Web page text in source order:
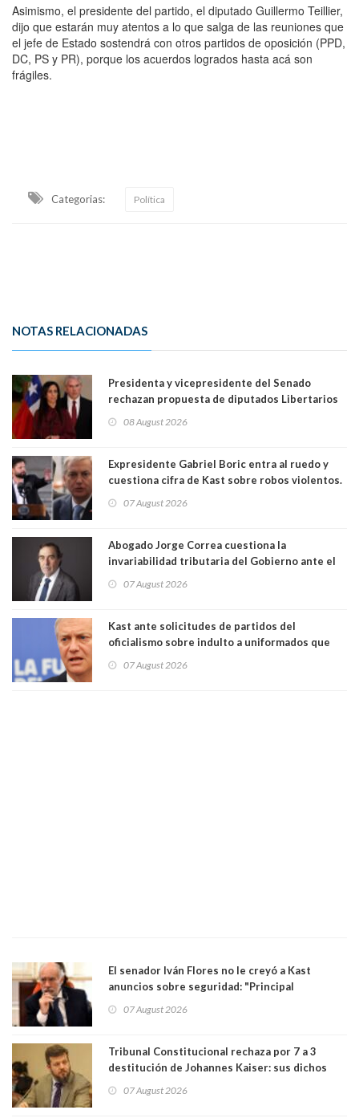
Asimismo, el presidente del partido, el diputado Guillermo Teillier,
dijo que estarán muy atentos a lo que salga de las reuniones que
el jefe de Estado sostendrá con otros partidos de oposición (PPD,
DC, PS y PR), porque los acuerdos logrados hasta acá son
frágiles.
Categorias: Política
NOTAS RELACIONADAS
Presidenta y vicepresidente del Senado
rechazan propuesta de diputados Libertarios
"Constituye un camino equivocado"
08 August 2026
Expresidente Gabriel Boric entra al ruedo y
cuestiona cifra de Kast sobre robos violentos.
07 August 2026
Abogado Jorge Correa cuestiona la
invariabilidad tributaria del Gobierno ante el
democracia” y "defendemos la alternancia en el
07 August 2026
Kast ante solicitudes de partidos del
oficialismo sobre indulto a uniformados que
07 August 2026
El senador Iván Flores no le creyó a Kast
anuncios sobre seguridad: "Principal
perseguir ruta del dinero y levantar secreto
07 August 2026
Tribunal Constitucional rechaza por 7 a 3
destitución de Johannes Kaiser: sus dichos
justicia constitucional porque no es diputado
07 August 2026